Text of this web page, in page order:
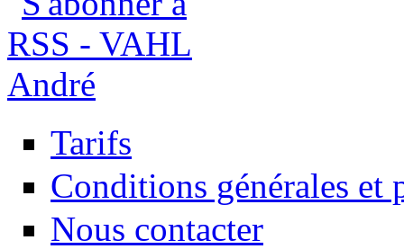
Tarifs
Conditions générales et
Nous contacter